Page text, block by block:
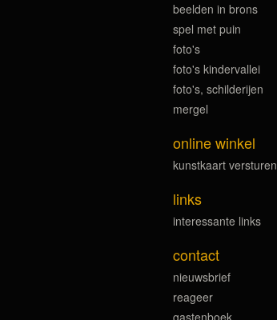
beelden in brons
spel met puin
foto's
foto's kindervallei
foto's, schilderijen
mergel
online winkel
kunstkaart versturen
links
interessante links
contact
nieuwsbrief
reageer
gastenboek